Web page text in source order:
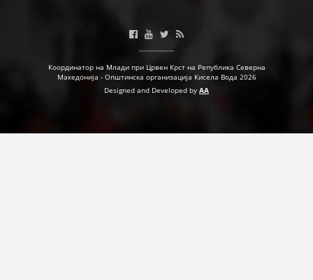
ПРИРАЧНИЦИ
Координатор на Млади при Црвен Крст на Република Северна
Македонија - Општинска организација Кисела Вода 2026
Designed and Developed by AA